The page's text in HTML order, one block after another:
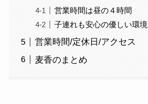
営業時間は昼の４時間
子連れも安心の優しい環境
営業時間/定休日/アクセス
麦香のまとめ